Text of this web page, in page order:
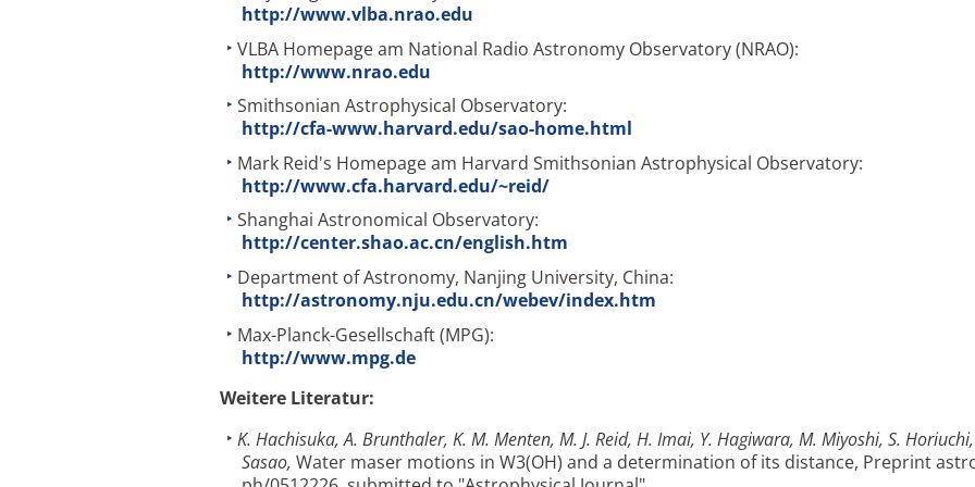
http://www.vlba.nrao.edu
VLBA Homepage am National Radio Astronomy Observatory (NRAO):
http://www.nrao.edu
Smithsonian Astrophysical Observatory:
http://cfa-www.harvard.edu/sao-home.html
Mark Reid's Homepage am Harvard Smithsonian Astrophysical Observatory:
http://www.cfa.harvard.edu/~reid/
Shanghai Astronomical Observatory:
http://center.shao.ac.cn/english.htm
Department of Astronomy, Nanjing University, China:
http://astronomy.nju.edu.cn/webev/index.htm
Max-Planck-Gesellschaft (MPG):
http://www.mpg.de
Weitere Literatur:
K. Hachisuka, A. Brunthaler, K. M. Menten, M. J. Reid, H. Imai, Y. Hagiwara, M. Miyoshi, S.
Sasao, Water maser motions in W3(OH) and a determination of its distance, Preprint